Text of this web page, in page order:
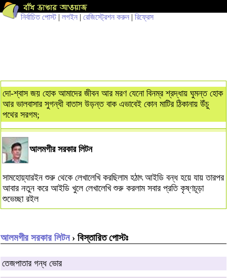
নির্বাচিত পোস্ট| লগইন | রেজিস্ট্রেশন করুন | রিফ্রেস
দো-শ্বাস জয় হোক আমাদের জীবন আর মরণ যেনো বিনম্র শ্রদ্ধায় ঘুমন্ত হোক
আর ভালবাসার সুগন্ধী বাতাস উড়ন্ত বাক এভাবেই কোন মাটির ঠিকানায় উঁচু
পথের সরগম;
আলমগীর সরকার লিটন
সামহোয়্যারইন শুরু থেকে লেখালেখি করছিলাম হঠাৎ আইডি বন্ধ হয়ে যায় তারপর
আবার নতুন করে আইডি খুলে লেখালেখি শুরু করলাম সবার প্রতি কৃষ্ণচূড়া
শুভেচ্ছা রইল
আলমগীর সরকার লিটন› বিস্তারিত পোস্টঃ
তেজপাতার গন্ধ ভোর